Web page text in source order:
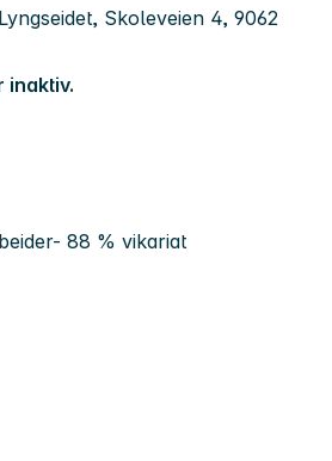
Skoleveien 4, 9062
inaktiv.
88 % vikariat